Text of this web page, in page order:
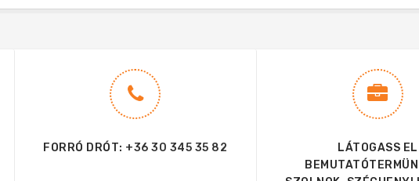
FORRÓ DRÓT: +36 30 345 35 82
LÁTOGASS EL